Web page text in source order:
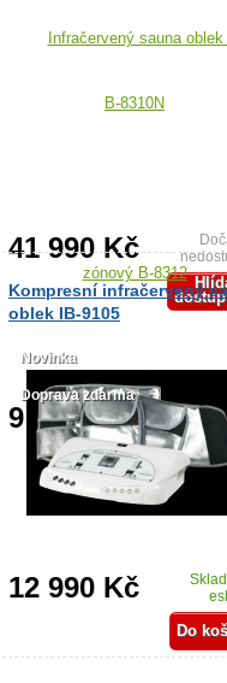
41 990 Kč
9 990 Kč
Kompresní infračervený
oblek IB-9105
Novinka
Doprava zdarma
12 990 Kč